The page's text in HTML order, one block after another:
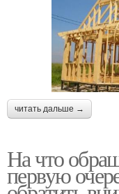
читать дальше →
На что
первую